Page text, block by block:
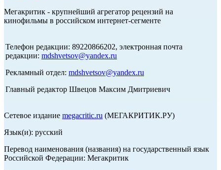
Мегакритик - крупнейший агрегатор рецензий на
кинофильмы в российском интернет-сегменте
Телефон редакции: 89220866202, электронная почта
редакции: mdshvetsov@yandex.ru
Рекламный отдел: mdshvetsov@yandex.ru
Главный редактор Швецов Максим Дмитриевич
Сетевое издание megacritic.ru (МЕГАКРИТИК.РУ)
Язык(и): русский
Перевод наименования (названия) на государственный язык
Российской Федерации: Мегакритик